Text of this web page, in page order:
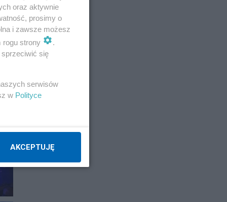
oraz aktywnie
prosimy o
i zawsze możesz
rogu strony
.
się
serwisów
w Polityce
AKCEPTUJĘ